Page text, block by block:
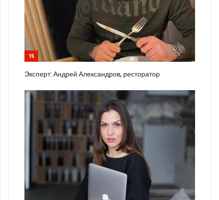
15
Эксперт: Андрей Александров, ресторатор